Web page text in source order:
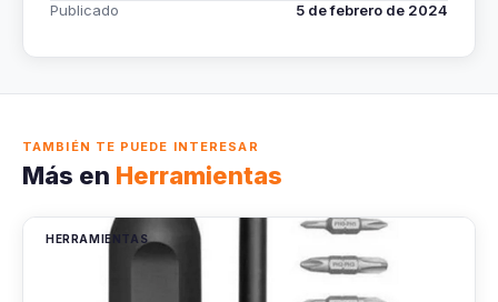
Publicado
5 de febrero de 2024
TAMBIÉN TE PUEDE INTERESAR
Más en Herramientas
HERRAMIENTAS